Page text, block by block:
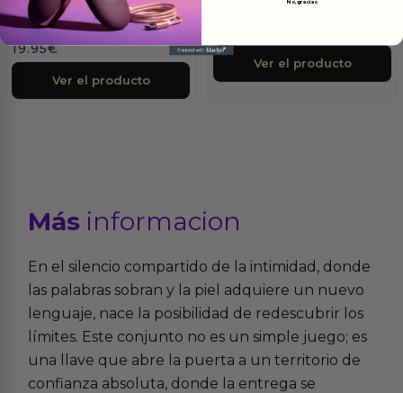
Principiantes Beginners
3 Piezas Púrpura
19.95€
Ver el producto
Ver el producto
Más informacion
En el silencio compartido de la intimidad, donde
las palabras sobran y la piel adquiere un nuevo
lenguaje, nace la posibilidad de redescubrir los
límites. Este conjunto no es un simple juego; es
una llave que abre la puerta a un territorio de
confianza absoluta, donde la entrega se